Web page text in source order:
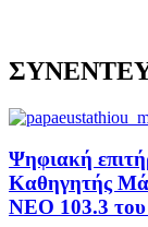
Ψηφιακή
Καθηγητής
NEO 103.3